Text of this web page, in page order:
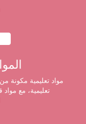
تعليمية، مع مواد